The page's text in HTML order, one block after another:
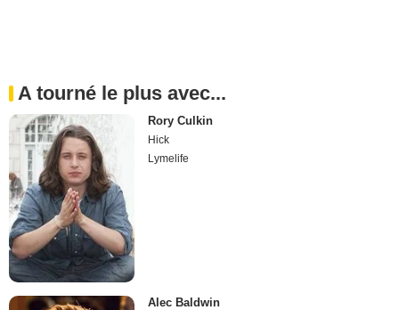
A tourné le plus avec...
Rory Culkin
Hick
Lymelife
Alec Baldwin